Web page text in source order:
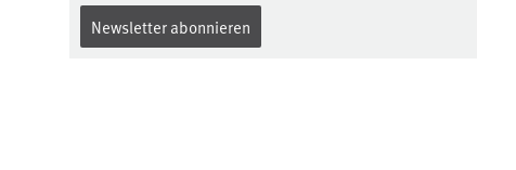
Newsletter abonnieren